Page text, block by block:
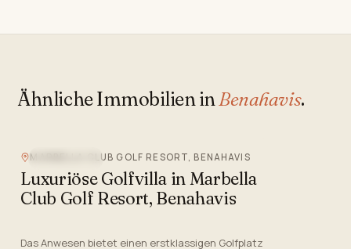
Ähnliche Immobilien in Benahavis.
MARBELLA CLUB GOLF RESORT, BENAHAVIS
Luxuriöse Golfvilla in Marbella
Club Golf Resort, Benahavis
Das Anwesen bietet einen erstklassigen Golfplatz